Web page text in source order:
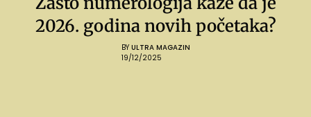
2026. godina novih početaka?
BY ULTRA MAGAZIN
19/12/2025